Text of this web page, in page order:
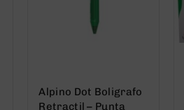
Alpino Dot Boligrafo
Retractil – Punta